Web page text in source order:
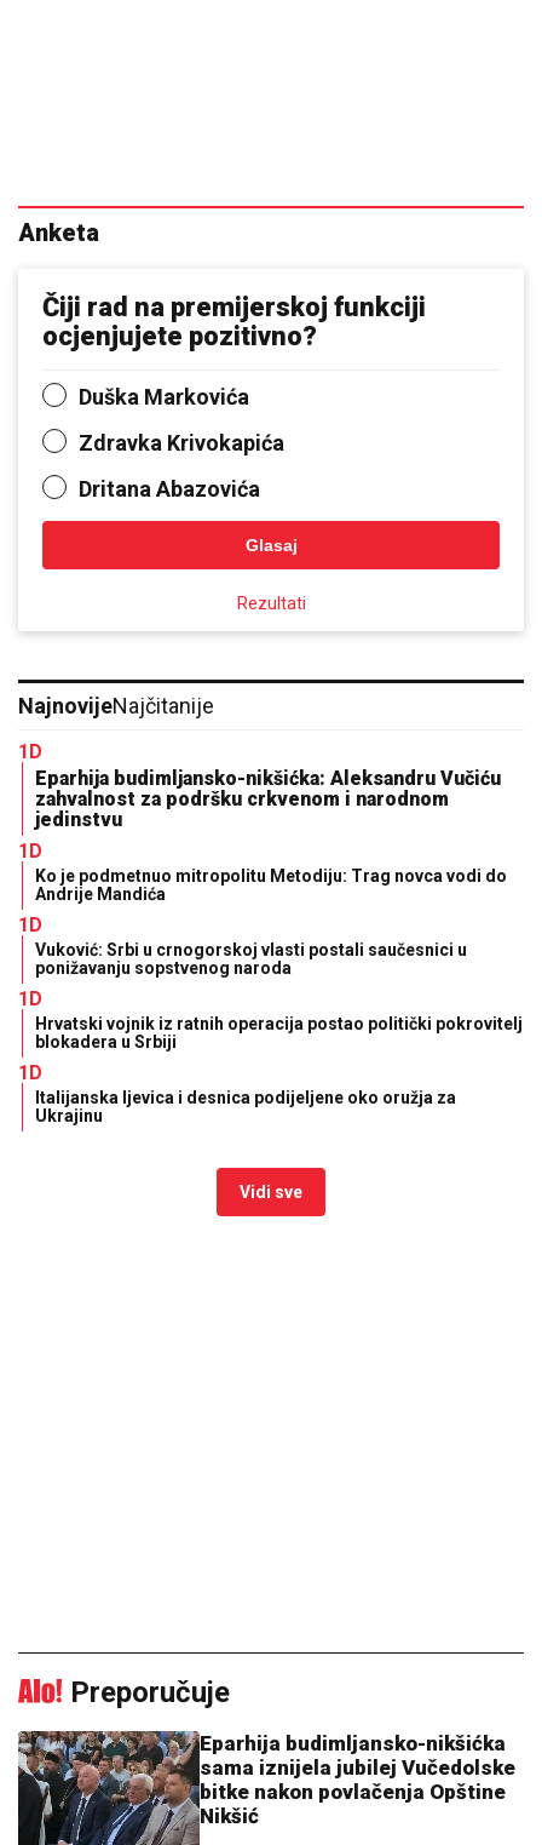
Anketa
Čiji rad na premijerskoj funkciji
ocjenjujete pozitivno?
Duška Markovića
Zdravka Krivokapića
Dritana Abazovića
Glasaj
Rezultati
NajnovijeNajčitanije
1D
Eparhija budimljansko-nikšićka: Aleksandru Vučiću
zahvalnost za podršku crkvenom i narodnom
jedinstvu
1D
Ko je podmetnuo mitropolitu Metodiju: Trag novca vodi do
Andrije Mandića
1D
Vuković: Srbi u crnogorskoj vlasti postali saučesnici u
ponižavanju sopstvenog naroda
1D
Hrvatski vojnik iz ratnih operacija postao politički pokrovitelj
blokadera u Srbiji
1D
Italijanska ljevica i desnica podijeljene oko oružja za
Ukrajinu
Vidi sve
Preporučuje
Eparhija budimljansko-nikšićka
sama iznijela jubilej Vučedolske
bitke nakon povlačenja Opštine
Nikšić